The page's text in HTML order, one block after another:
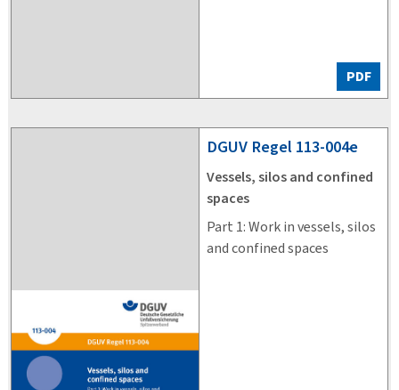
PDF
DGUV Regel 113-004e
Vessels, silos and confined
spaces
Part 1: Work in vessels, silos
and confined spaces